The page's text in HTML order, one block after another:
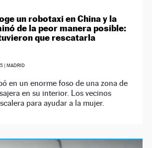
un robotaxi en China y la
de la peor manera posible:
que rescatarla
| MADRID
en un enorme foso de una zona de
en su interior. Los vecinos
para ayudar a la mujer.